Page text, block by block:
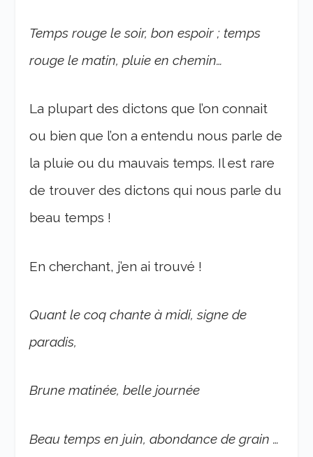
Temps rouge le soir, bon espoir ; temps
rouge le matin, pluie en chemin…
La plupart des dictons que l’on connait
ou bien que l’on a entendu nous parle de
la pluie ou du mauvais temps. Il est rare
de trouver des dictons qui nous parle du
beau temps !
En cherchant, j’en ai trouvé !
Quant le coq chante à midi, signe de
paradis,
Brune matinée, belle journée
Beau temps en juin, abondance de grain …